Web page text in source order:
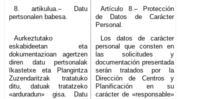
8. artikulua.– Datu
pertsonalen babesa.
Artículo 8.– Protección
de Datos de Carácter
Personal.
Aurkeztutako
eskabideetan eta
dokumentazioan agertzen
diren datu pertsonalak
Ikastetxe eta Plangintza
Zuzendaritzak tratatuko
ditu, datuak tratatzeko
«arduradun» gisa. Datu
Los datos de carácter
personal que consten en
las solicitudes y
documentación presentada
serán tratados por la
Dirección de Centros y
Planificación en su
carácter de «responsable»